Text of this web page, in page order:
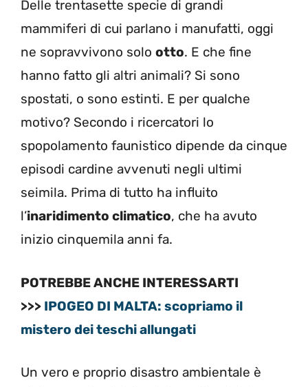
Delle trentasette specie di grandi
mammiferi di cui parlano i manufatti, oggi
ne sopravvivono solo otto. E che fine
hanno fatto gli altri animali? Si sono
spostati, o sono estinti. E per qualche
motivo? Secondo i ricercatori lo
spopolamento faunistico dipende da cinque
episodi cardine avvenuti negli ultimi
seimila. Prima di tutto ha influito
l’inaridimento climatico, che ha avuto
inizio cinquemila anni fa.
POTREBBE ANCHE INTERESSARTI
>>> IPOGEO DI MALTA: scopriamo il
mistero dei teschi allungati
Un vero e proprio disastro ambientale è